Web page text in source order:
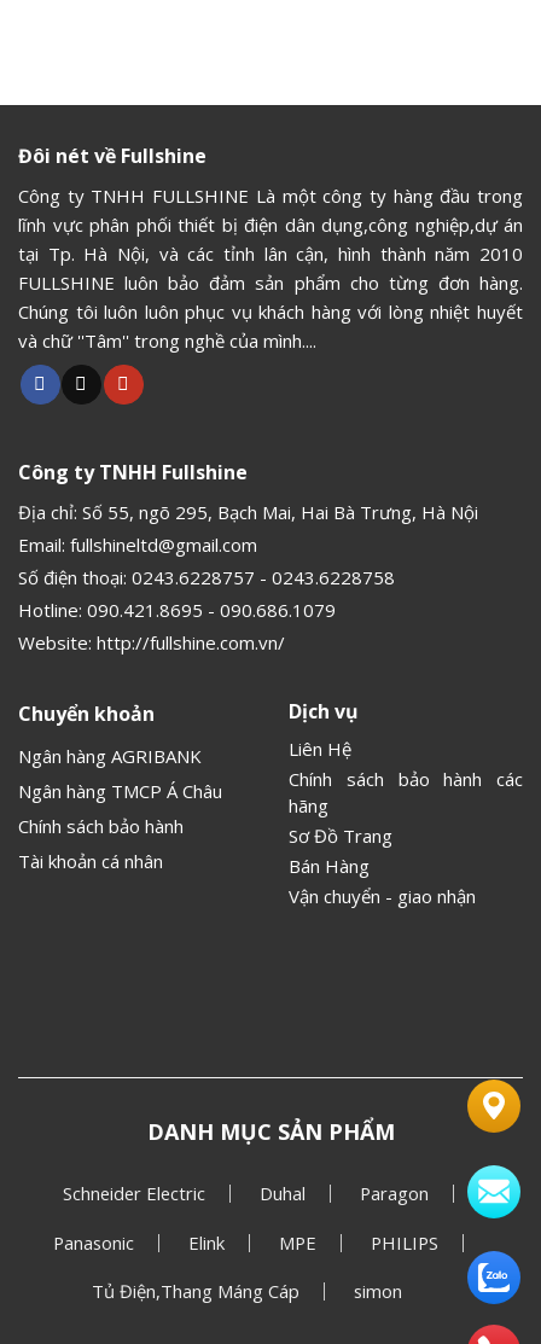
Đôi nét về Fullshine
Công ty TNHH FULLSHINE Là một công ty hàng đầu trong
lĩnh vực phân phối thiết bị điện dân dụng,công nghiệp,dự án
tại Tp. Hà Nội, và các tỉnh lân cận, hình thành năm 2010
FULLSHINE luôn bảo đảm sản phẩm cho từng đơn hàng.
Chúng tôi luôn luôn phục vụ khách hàng với lòng nhiệt huyết
và chữ ''Tâm'' trong nghề của mình....
Công ty TNHH Fullshine
Địa chỉ: Số 55, ngõ 295, Bạch Mai, Hai Bà Trưng, Hà Nội
Email: fullshineltd@gmail.com
Số điện thoại: 0243.6228757 - 0243.6228758
Hotline: 090.421.8695 - 090.686.1079
Website: http://fullshine.com.vn/
Chuyển khoản
Ngân hàng AGRIBANK
Ngân hàng TMCP Á Châu
Chính sách bảo hành
Tài khoản cá nhân
Dịch vụ
Liên Hệ
Chính sách bảo hành các
hãng
Sơ Đồ Trang
Bán Hàng
Vận chuyển - giao nhận
DANH MỤC SẢN PHẨM
Schneider Electric Duhal Paragon
Panasonic Elink MPE PHILIPS
Tủ Điện,Thang Máng Cáp simon